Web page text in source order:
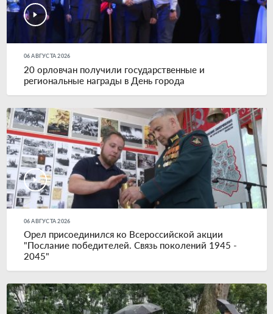
06 АВГУСТА 2026
20 орловчан получили государственные и
региональные награды в День города
06 АВГУСТА 2026
Орел присоединился ко Всероссийской акции
"Послание победителей. Связь поколений 1945 -
2045"